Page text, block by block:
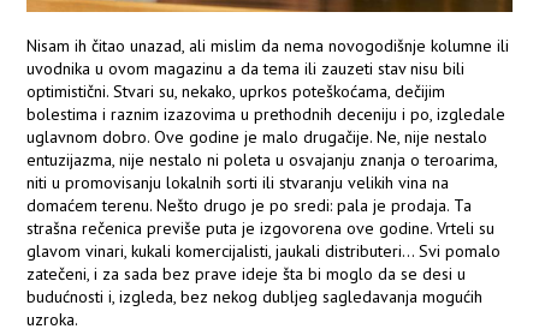
Nisam ih čitao unazad, ali mislim da nema novogodišnje kolumne ili
uvodnika u ovom magazinu a da tema ili zauzeti stav nisu bili
optimistični. Stvari su, nekako, uprkos poteškoćama, dečijim
bolestima i raznim izazovima u prethodnih deceniju i po, izgledale
uglavnom dobro. Ove godine je malo drugačije. Ne, nije nestalo
entuzijazma, nije nestalo ni poleta u osvajanju znanja o teroarima,
niti u promovisanju lokalnih sorti ili stvaranju velikih vina na
domaćem terenu. Nešto drugo je po sredi: pala je prodaja. Ta
strašna rečenica previše puta je izgovorena ove godine. Vrteli su
glavom vinari, kukali komercijalisti, jaukali distributeri… Svi pomalo
zatečeni, i za sada bez prave ideje šta bi moglo da se desi u
budućnosti i, izgleda, bez nekog dubljeg sagledavanja mogućih
uzroka.